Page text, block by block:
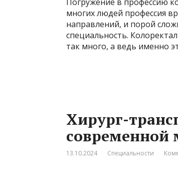
многих людей профессия
направлений, и порой
специальность.
так много, а ведь именно
Хирург-
современной
13.10.2024 Специальности